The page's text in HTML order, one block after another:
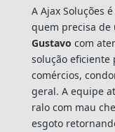
A Ajax Soluções
quem precisa de
Gustavo com
solução eficiente
comércios,
geral. A equipe
ralo com mau
esgoto